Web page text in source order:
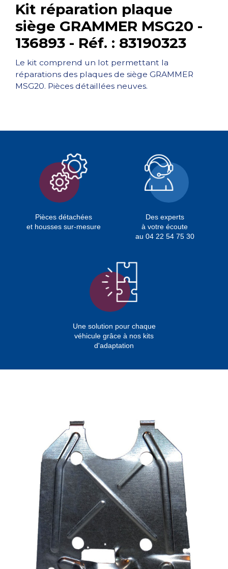
Kit réparation plaque
siège GRAMMER MSG20 -
136893 - Réf. : 83190323
Le kit comprend un lot permettant la
réparations des plaques de siège GRAMMER
MSG20. Pièces détaillées neuves.
Pièces détachées
et housses sur-mesure
Des experts
à votre écoute
au 04 22 54 75 30
Une solution pour chaque
véhicule grâce à nos kits
d'adaptation